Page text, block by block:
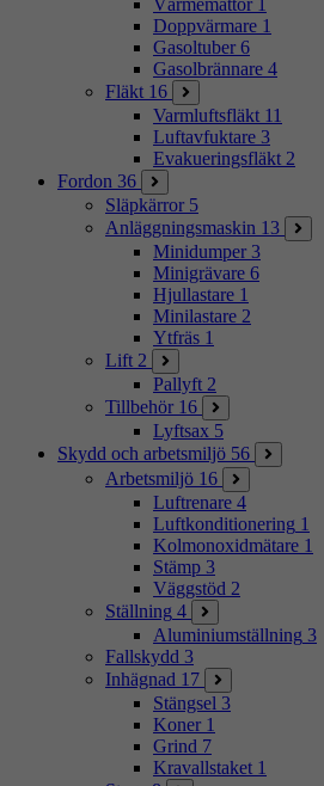
Värmemattor 1
Doppvärmare 1
Gasoltuber 6
Gasolbrännare 4
Fläkt 16
Varmluftsfläkt 11
Luftavfuktare 3
Evakueringsfläkt 2
Fordon 36
Släpkärror 5
Anläggningsmaskin 13
Minidumper 3
Minigrävare 6
Hjullastare 1
Minilastare 2
Ytfräs 1
Lift 2
Pallyft 2
Tillbehör 16
Lyftsax 5
Skydd och arbetsmiljö 56
Arbetsmiljö 16
Luftrenare 4
Luftkonditionering 1
Kolmonoxidmätare 1
Stämp 3
Väggstöd 2
Ställning 4
Aluminiumställning 3
Fallskydd 3
Inhägnad 17
Stängsel 3
Koner 1
Grind 7
Kravallstaket 1